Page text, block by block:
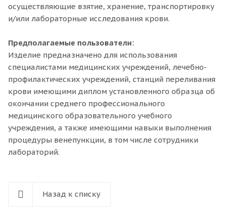
осуществляющие взятие, хранение, транспортировку
и/или лабораторные исследования крови.
Предполагаемые пользователи:
Изделие предназначено для использования
специалистами медицинских учреждений, лечебно-
профилактических учреждений, станций переливания
крови имеющими диплом установленного образца об
окончании среднего профессионального
медицинского образовательного учебного
учреждения, а также имеющими навыки выполнения
процедуры венепункции, в том числе сотрудники
лабораторий.
Назад к списку